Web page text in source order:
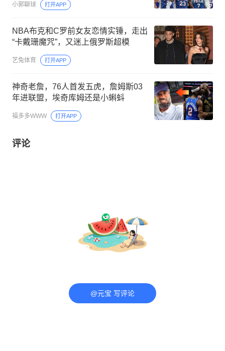
小郭聊球 打开APP
NBA布克和C罗前女友恋情实锤，走出
“卡戴珊魔咒”，又迷上俄罗斯超模
艺兔体育 打开APP
神奇老詹，76人首发五虎，詹姆斯03
年进联盟，埃奇库姆还是小蝌蚪
福多多WWW 打开APP
评论
@元宝 写评论